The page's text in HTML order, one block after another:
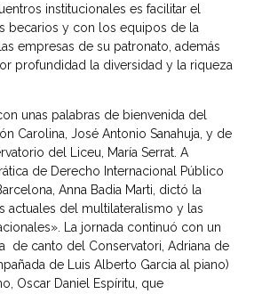
institucionales es facilitar el
becarios y con los equipos de la
empresas de su patronato, además
profundidad la diversidad y la riqueza
unas palabras de bienvenida del
Carolina, José Antonio Sanahuja, y de
del Liceu, María Serrat. A
de Derecho Internacional Público
Anna Badia Marti, dictó la
actuales del multilateralismo y las
La jornada continuó con un
de canto del Conservatori, Adriana de
de Luis Alberto Garcia al piano)
Oscar Daniel Espíritu, que